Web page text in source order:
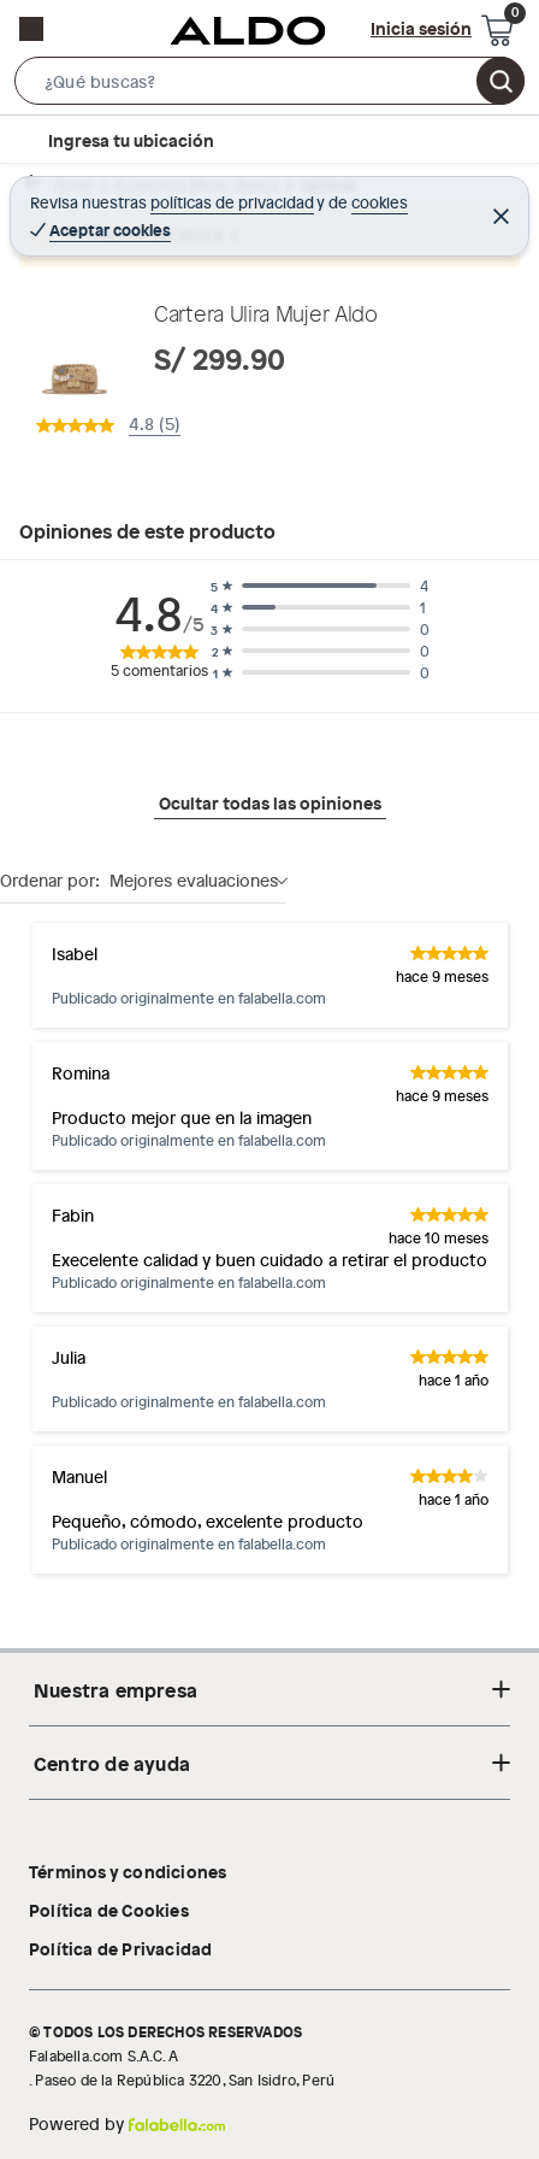
Inicia sesión
e
r
c
B
r
c
t
Ingresa tu ubicación
Revisa nuestras políticas de privacidadyde cookies
Aceptar cookies
C
e
r
Home Accesorios Moda - Bolsos Carteras
Producto sin stock :(
Cartera Ulira Mujer Aldo
S/ 299.90
4.8 (5)
Opiniones de este producto
4.8/5
5 comentarios 1 0
2 0
3 0
4 1
5 4
Ocultar todas las opiniones
Ordenar por: Mejores evaluaciones
Isabel
hace 9 meses
Publicado originalmente enfalabella.com
Romina
hace 9 meses
Producto mejor que en la imagen
Publicado originalmente enfalabella.com
Fabin
hace 10 meses
Execelente calidad y buen cuidado a retirar el producto
Publicado originalmente enfalabella.com
Julia
hace 1 año
Publicado originalmente enfalabella.com
Manuel
hace 1 año
Pequeño, cómodo, excelente producto
Publicado originalmente enfalabella.com
Nuestra empresa
Acerca de nosotros
Tecnología Pillow Walk
Centro de ayuda
Libro de reclamaciones
Términos y condiciones
Política de Cookies
Política de Privacidad
© TODOS LOS DERECHOS RESERVADOS
Falabella.com S.A.C. A
. Paseo de la República 3220, San Isidro, Perú
Powered by